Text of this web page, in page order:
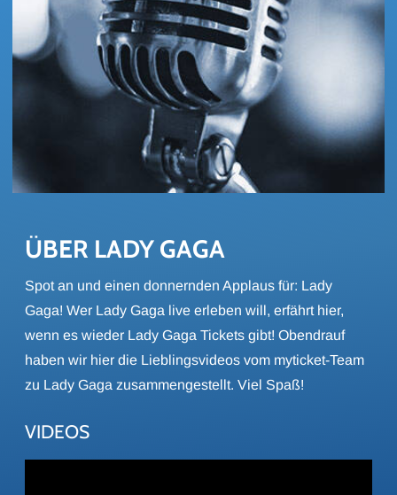
ÜBER LADY GAGA
Spot an und einen donnernden Applaus für: Lady
Gaga! Wer Lady Gaga live erleben will, erfährt hier,
wenn es wieder Lady Gaga Tickets gibt! Obendrauf
haben wir hier die Lieblingsvideos vom myticket-Team
zu Lady Gaga zusammengestellt. Viel Spaß!
VIDEOS